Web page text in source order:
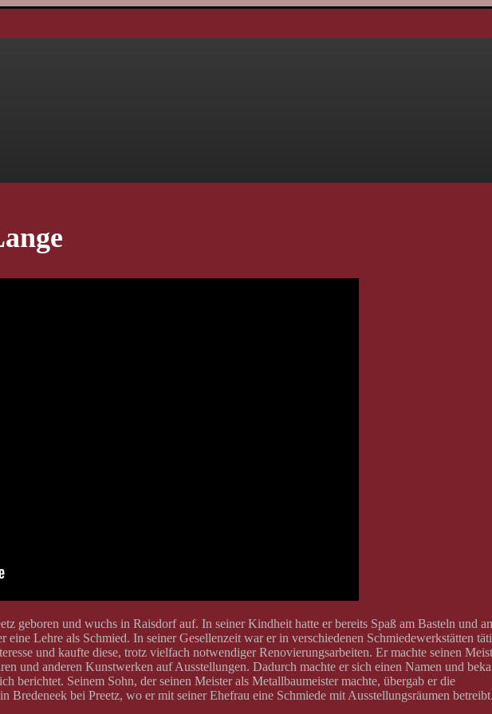
geboren und wuchs in Raisdorf auf. In seiner Kindheit hatte er bereits Spaß am Basteln und
eine Lehre als Schmied. In seiner Gesellenzeit war er in verschiedenen Schmiedewerkstätten
und kaufte diese, trotz vielfach notwendiger Renovierungsarbeiten. Er machte seinen
und anderen Kunstwerken auf Ausstellungen. Dadurch machte er sich einen Namen und
berichtet. Seinem Sohn, der seinen Meister als Metallbaumeister machte, übergab er die
Bredeneek bei Preetz, wo er mit seiner Ehefrau eine Schmiede mit Ausstellungsräumen betreibt.